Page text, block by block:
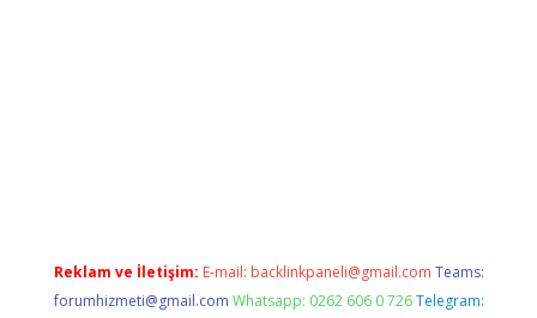
Reklam ve İletişim: E-mail: backlinkpaneli@gmail.com Teams:
forumhizmeti@gmail.com Whatsapp: 0262 606 0 726 Telegram: